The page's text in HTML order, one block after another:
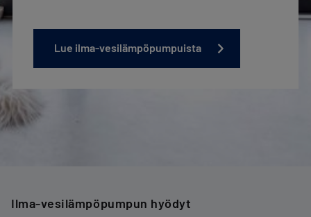
Lue ilma-vesilämpöpumpuista
Ilma-vesilämpöpumpun hyödyt